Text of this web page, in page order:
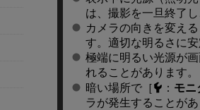
は、撮影を一旦終了
カメラの向きを変え
す。適切な明るさに
極端に明るい光源が
れることがあります。
暗い場所で［
： モニ
ラが発生することが